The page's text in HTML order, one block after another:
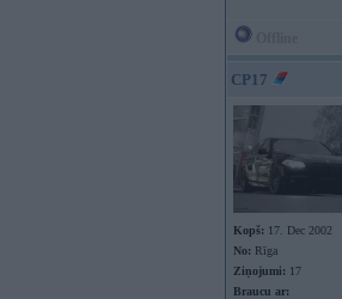
CP17
Kopš: 17. Dec 2002
No: Rīga
Ziņojumi: 17
Braucu ar: